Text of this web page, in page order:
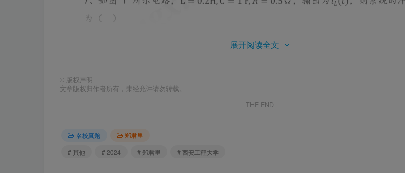
展开阅读全文
© 版权声明
文章版权归作者所有，未经允许请勿转载。
THE END
名校真题
郑君里
# 其他
# 2024 # 郑君里 # 西安工程大学